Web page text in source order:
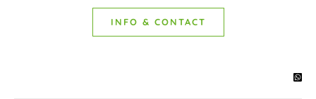
INFO & CONTACT